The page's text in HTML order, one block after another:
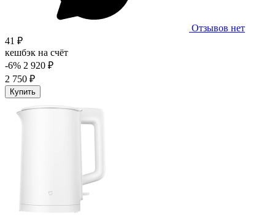
Отзывов нет
41 ₽
кешбэк на счёт
-6% 2 920 ₽
2 750 ₽
Купить